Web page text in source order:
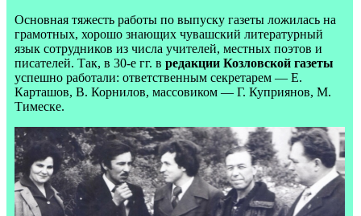
Основная тяжесть работы по выпуску газеты ложилась на
грамотных, хорошо знающих чувашский литературный
язык сотрудников из числа учителей, местных поэтов и
писателей. Так, в 30-е гг. в редакции Козловской газеты
успешно работали: ответственным секретарем — Е.
Карташов, В. Корнилов, массовиком — Г. Куприянов, М.
Тимеске.